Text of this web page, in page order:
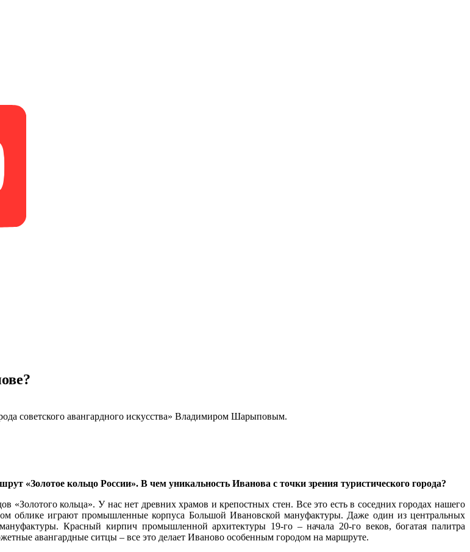
советского авангардного искусства» Владимиром Шарыповым.
«Золотое кольцо России». В чем уникальность Иванова с точки зрения туристического города?
«Золотого кольца». У нас нет древних храмов и крепостных стен. Все это есть в соседних городах нашего
облике играют промышленные корпуса Большой Ивановской мануфактуры. Даже один из центральных
Красный кирпич промышленной архитектуры 19-го – начала 20-го веков, богатая палитра
авангардные ситцы – все это делает Иваново особенным городом на маршруте.